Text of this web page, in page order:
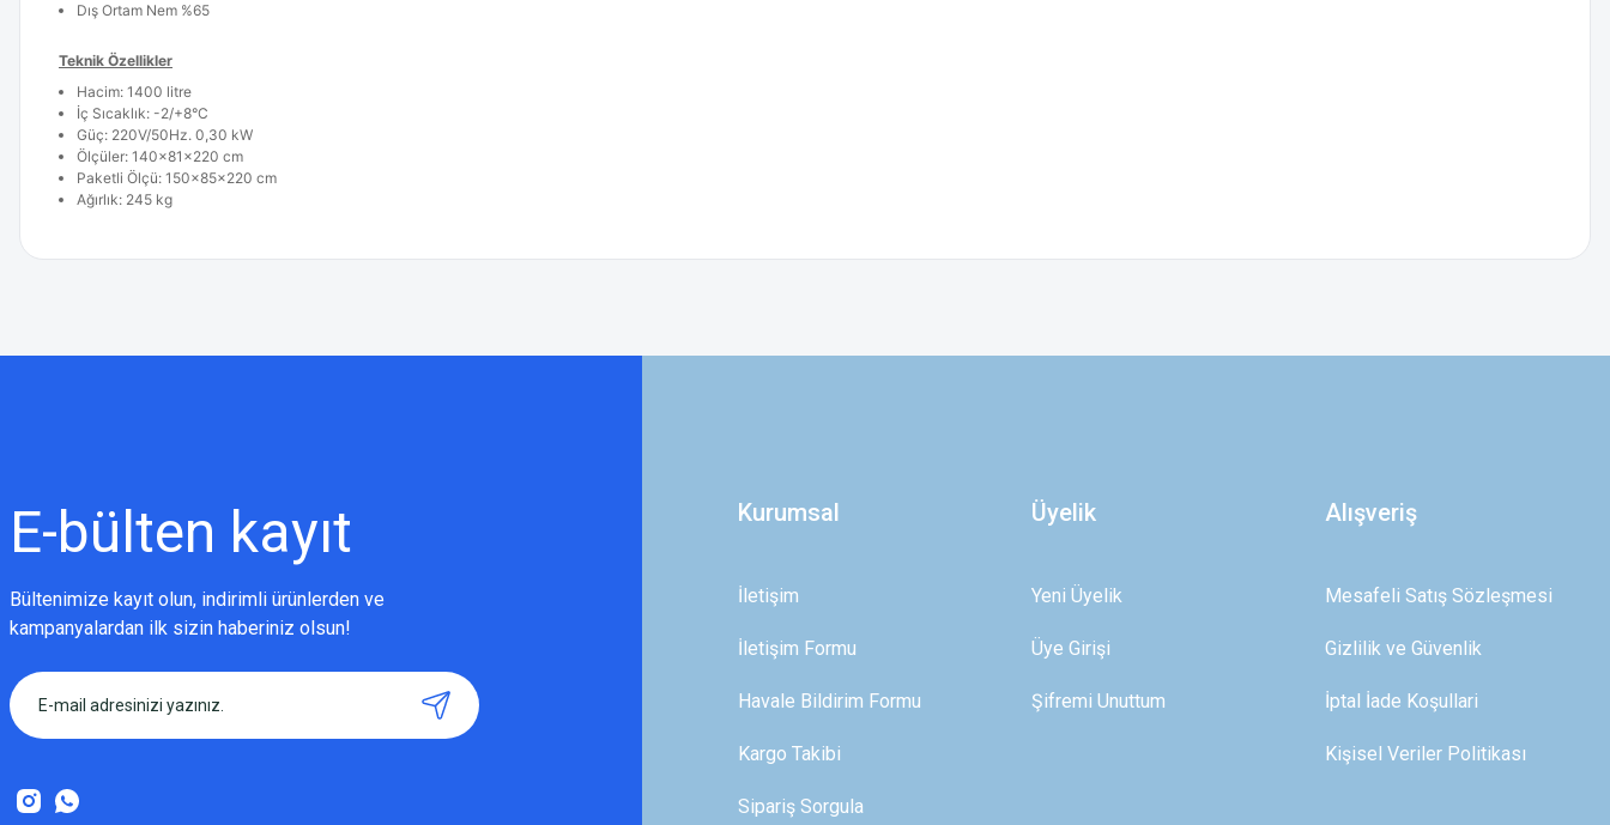
Dış Ortam Nem %65
Teknik Özellikler
Hacim: 1400 litre
İç Sıcaklık: -2/+8°C
Güç: 220V/50Hz. 0,30 kW
Ölçüler: 140x81x220 cm
Paketli Ölçü: 150x85x220 cm
Ağırlık: 245 kg
Bu ürüne ilk yorumu siz yapın!
Bu ürüne benzer farklı alternatifler olmalı.
Gönder
E-bülten kayıt
Bültenimize kayıt olun, indirimli ürünlerden ve
kampanyalardan ilk sizin haberiniz olsun!
Kurumsal
İletişim
İletişim Formu
Havale Bildirim Formu
Kargo Takibi
Sipariş Sorgula
Üyelik
Yeni Üyelik
Üye Girişi
Şifremi Unuttum
Alışveriş
Mesafeli Satış Sözleşmesi
Gizlilik ve Güvenlik
İptal İade Koşullari
Kişisel Veriler Politikası